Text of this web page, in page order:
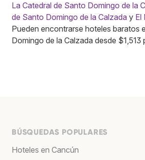
La Catedral de Santo Domingo de la
de Santo Domingo de la Calzada y El
Pueden encontrarse hoteles baratos
Domingo de la Calzada desde $1,513
BÚSQUEDAS POPULARES
Hoteles en Cancún